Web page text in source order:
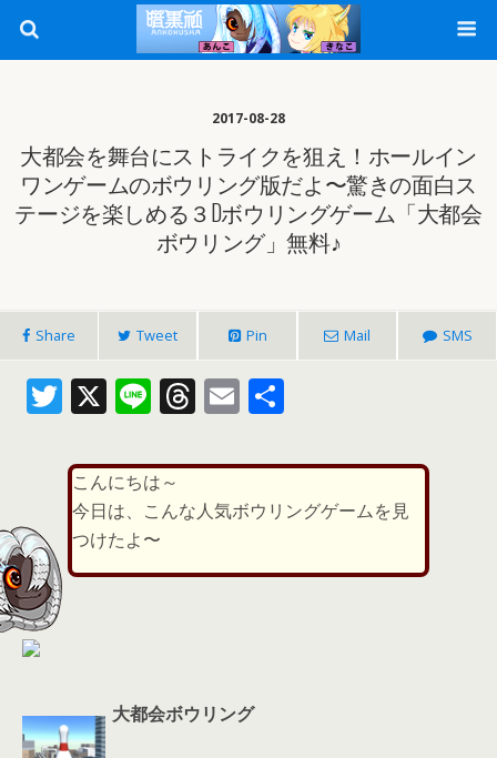
2017-08-28
大都会を舞台にストライクを狙え！ホールイン
ワンゲームのボウリング版だよ〜驚きの面白ス
テージを楽しめる３Dボウリングゲーム「大都会
ボウリング」無料♪
Share Tweet Pin Mail SMS
T
itt
er
X Li
e
T
re
a
s
E
ai
l
こんにちは～
今日は、こんな人気ボウリングゲームを見
つけたよ〜
大都会ボウリング